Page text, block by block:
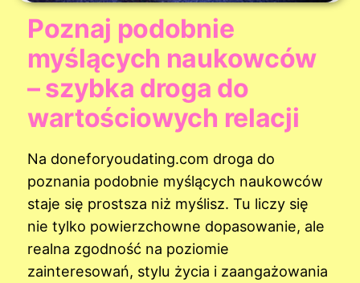
Poznaj podobnie
myślących naukowców
– szybka droga do
wartościowych relacji
Na doneforyoudating.com droga do
poznania podobnie myślących naukowców
staje się prostsza niż myślisz. Tu liczy się
nie tylko powierzchowne dopasowanie, ale
realna zgodność na poziomie
zainteresowań, stylu życia i zaangażowania